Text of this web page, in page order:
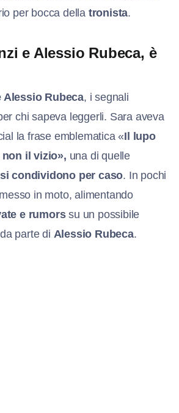
per bocca della tronista.
e Alessio Rubeca, è
Alessio Rubeca, i segnali
chi sapeva leggerli. Sara aveva
la frase emblematica «Il lupo
il vizio», una di quelle
condividono per caso. In pochi
in moto, alimentando
e rumorssu un possibile
da parte di Alessio Rubeca.